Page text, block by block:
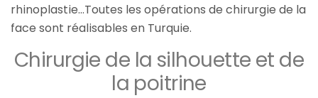
rhinoplastie…Toutes les opérations de chirurgie de la
face sont réalisables en Turquie.
Chirurgie de la silhouette et de
la poitrine